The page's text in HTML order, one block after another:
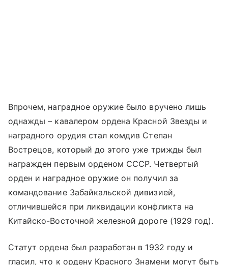
Впрочем, наградное оружие было вручено лишь
однажды – кавалером ордена Красной Звезды и
наградного орудия стал комдив Степан
Вострецов, который до этого уже трижды был
награжден первым орденом СССР. Четвертый
орден и наградное оружие он получил за
командование Забайкальской дивизией,
отличившейся при ликвидации конфликта на
Китайско-Восточной железной дороге (1929 год).
Статут ордена был разработан в 1932 году и
гласил, что к ордену Красного Знамени могут быть